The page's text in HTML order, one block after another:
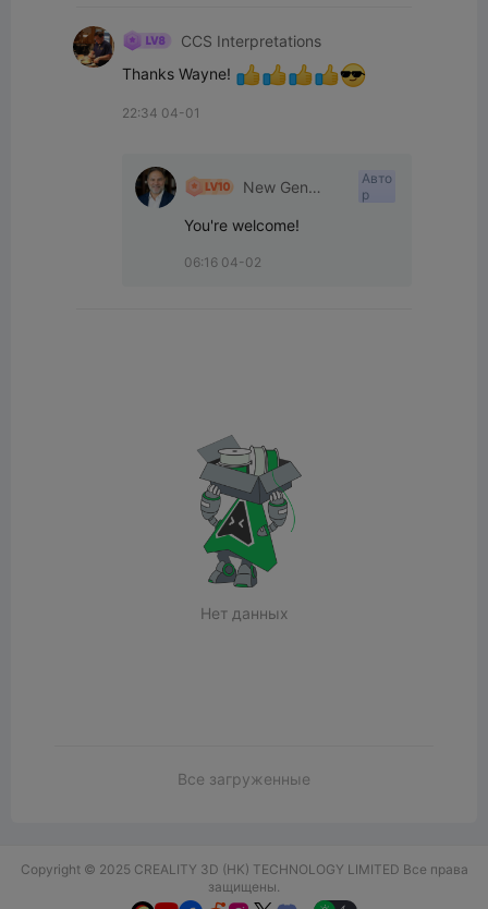
CCS Interpretations
Thanks Wayne!
22:34 04-01
New Gen
Авто
р
You're welcome!
06:16 04-02
Нет данных
Все загруженные
Copyright © 2025 CREALITY 3D (HK) TECHNOLOGY LIMITED Все права
защищены.